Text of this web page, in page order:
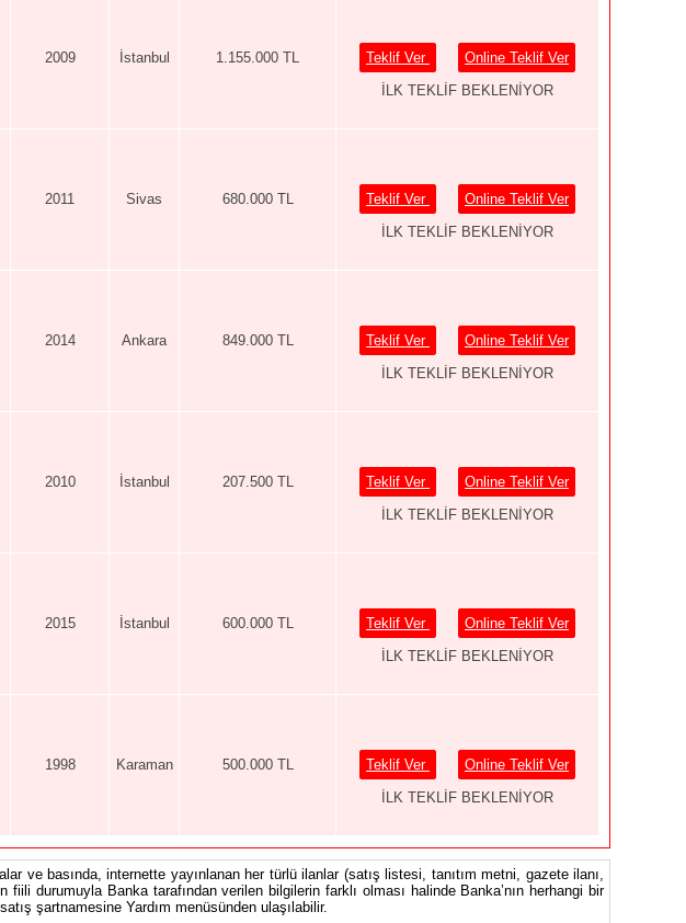
2009 İstanbul 1.155.000 TL Teklif Ver
Online Teklif Ver
İLK TEKLİF BEKLENİYOR
2011 Sivas 680.000 TL Teklif Ver
Online Teklif Ver
İLK TEKLİF BEKLENİYOR
2014 Ankara 849.000 TL Teklif Ver
Online Teklif Ver
İLK TEKLİF BEKLENİYOR
2010 İstanbul 207.500 TL Teklif Ver
Online Teklif Ver
İLK TEKLİF BEKLENİYOR
2015 İstanbul 600.000 TL Teklif Ver
Online Teklif Ver
İLK TEKLİF BEKLENİYOR
1998 Karaman 500.000 TL Teklif Ver
Online Teklif Ver
İLK TEKLİF BEKLENİYOR
ve basında, internette yayınlanan her türlü ilanlar (satış listesi, tanıtım metni, gazete ilanı,
durumuyla Banka tarafından verilen bilgilerin farklı olması halinde Banka’nın herhangi bir
şartnamesine Yardım menüsünden ulaşılabilir.